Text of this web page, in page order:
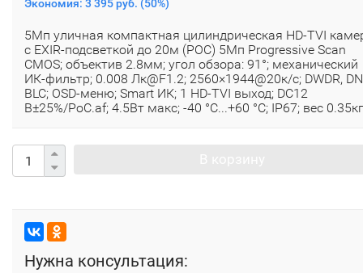
Экономия: 3 395 руб. (50%)
5Мп уличная компактная цилиндрическая HD-TVI
с EXIR-подсветкой до 20м (POC) 5Мп Progressive Scan
CMOS; объектив 2.8мм; угол обзора: 91°; механический
ИК-фильтр; 0.008 Лк@F1.2; 2560×1944@20к/с; DWDR,
BLC; OSD-меню; Smart ИК; 1 HD-TVI выход; DC12
В±25%/PoC.af; 4.5Вт макс; -40 °C...+60 °C; IP67; вес
Нужна консультация: